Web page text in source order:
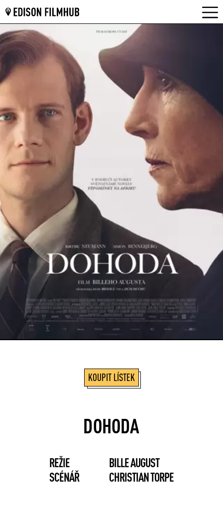
KOUPIT LÍSTEK
DOHODA
REŽIE
BILLE AUGUST
SCÉNÁŘ
CHRISTIAN TORPE